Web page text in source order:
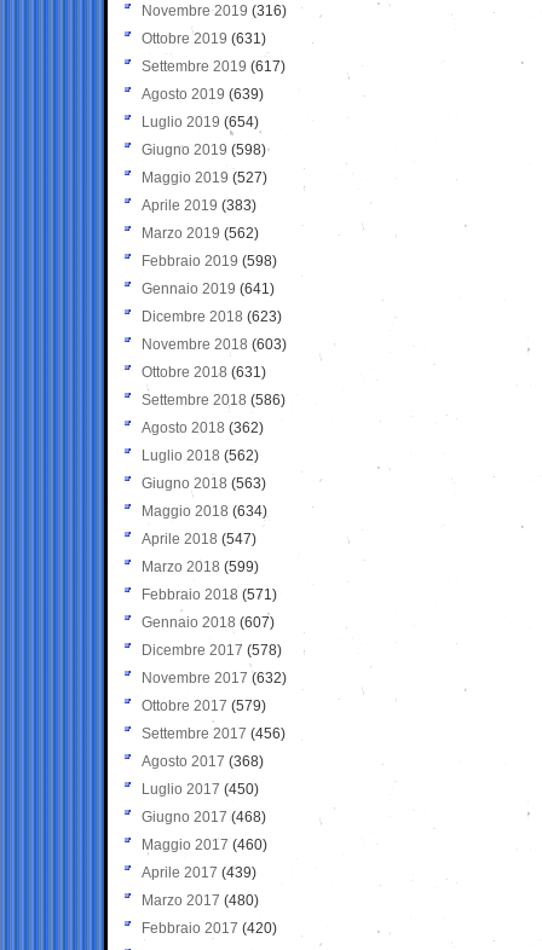
Novembre 2019 (316)
Ottobre 2019 (631)
Settembre 2019 (617)
Agosto 2019 (639)
Luglio 2019 (654)
Giugno 2019 (598)
Maggio 2019 (527)
Aprile 2019 (383)
Marzo 2019 (562)
Febbraio 2019 (598)
Gennaio 2019 (641)
Dicembre 2018 (623)
Novembre 2018 (603)
Ottobre 2018 (631)
Settembre 2018 (586)
Agosto 2018 (362)
Luglio 2018 (562)
Giugno 2018 (563)
Maggio 2018 (634)
Aprile 2018 (547)
Marzo 2018 (599)
Febbraio 2018 (571)
Gennaio 2018 (607)
Dicembre 2017 (578)
Novembre 2017 (632)
Ottobre 2017 (579)
Settembre 2017 (456)
Agosto 2017 (368)
Luglio 2017 (450)
Giugno 2017 (468)
Maggio 2017 (460)
Aprile 2017 (439)
Marzo 2017 (480)
Febbraio 2017 (420)